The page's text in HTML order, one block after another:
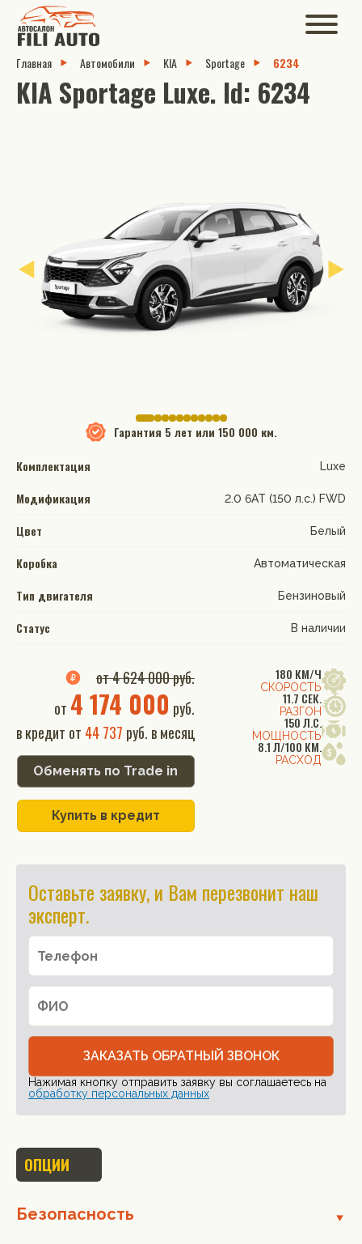
Главная Автомобили KIA Sportage 6234
KIA Sportage Luxe. Id: 6234
Гарантия 5 лет или 150 000 км.
Комплектация
Luxe
Модификация 2.0 6AT (150 л.с.) FWD
Цвет Белый
Коробка Автоматическая
Тип двигателя Бензиновый
Статус В наличии
180 КМ/Ч
СКОРОСТЬ
11.7 СЕК.
РАЗГОН
150 Л.С.
МОЩНОСТЬ
8.1 Л/100 КМ.
РАСХОД
от 4 624 000 руб.
от 4 174 000 руб.
в кредит от 44 737 руб. в месяц
Обменять по Trade in
Купить в кредит
Оставьте заявку, и Вам перезвонит наш
эксперт.
ЗАКАЗАТЬ ОБРАТНЫЙ ЗВОНОК
Нажимая кнопку отправить заявку вы соглашаетесь на
обработку персональных данных
ОПЦИИ
Безопасность